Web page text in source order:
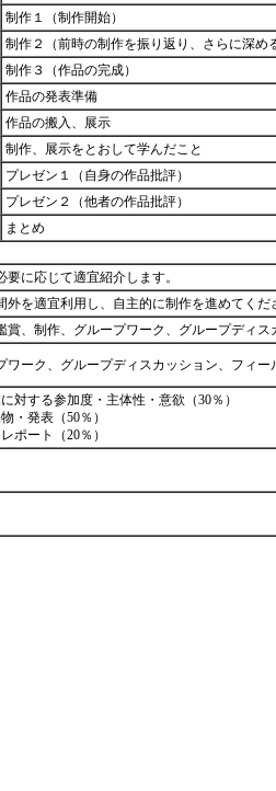
制作１（制作開始）
制作２（前時の制作を振り返り、さらに深め
制作３（作品の完成）
作品の発表準備
作品の搬入、展示
制作、展示をとおして学んだこと
プレゼン１（自身の作品批評）
プレゼン２（他者の作品批評）
まとめ
要に応じて適宜紹介します。
外を適宜利用し、自主的に制作を進めてく
賞、制作、グループワーク、グループディ
ワーク、グループディスカッション、フィ
対する参加度・主体性・意欲（30％）
・発表（50％）
ポート（20％）